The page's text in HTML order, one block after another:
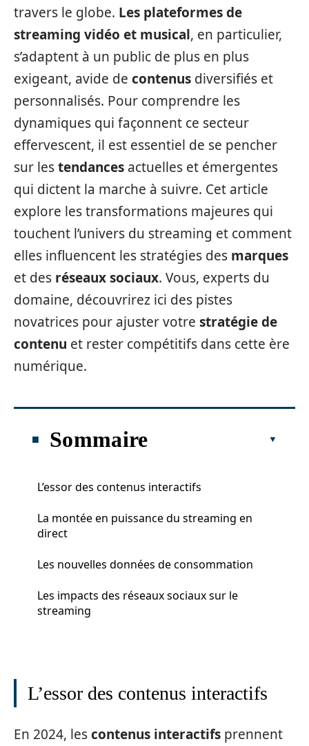
travers le globe. Les plateformes de
streaming vidéo et musical, en particulier,
s’adaptent à un public de plus en plus
exigeant, avide de contenus diversifiés et
personnalisés. Pour comprendre les
dynamiques qui façonnent ce secteur
effervescent, il est essentiel de se pencher
sur lestendances actuelles et émergentes
qui dictent la marche à suivre. Cet article
explore les transformations majeures qui
touchent l’univers du streaming et comment
elles influencent les stratégies des marques
et des réseaux sociaux. Vous, experts du
domaine, découvrirez ici des pistes
novatrices pour ajuster votre stratégie de
contenu et rester compétitifs dans cette ère
numérique.
Sommaire
L’essor des contenus interactifs
La montée en puissance du streaming en
direct
Les nouvelles données de consommation
Les impacts des réseaux sociaux sur le
streaming
L’essor des contenus interactifs
En 2024, lescontenus interactifs prennent